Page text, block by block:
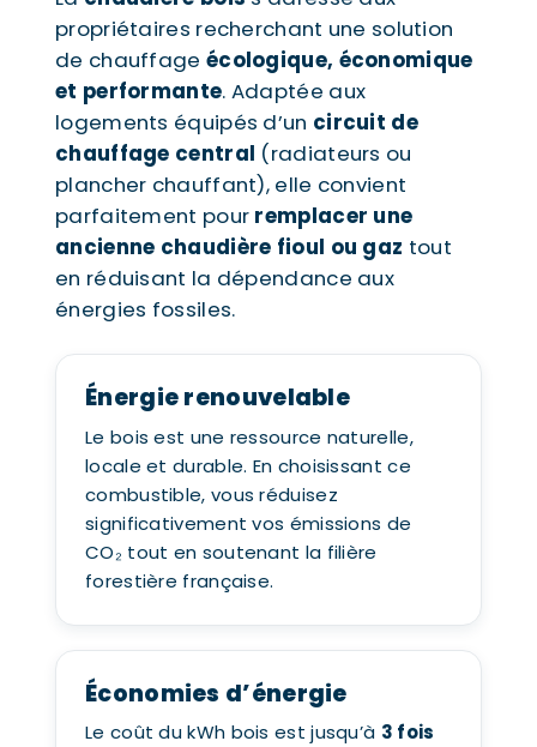
propriétaires recherchant une solution
de chauffage écologique, économique
et performante. Adaptée aux
logements équipés d’un circuit de
chauffage central (radiateurs ou
plancher chauffant), elle convient
parfaitement pour remplacer une
ancienne chaudière fioul ou gaz tout
en réduisant la dépendance aux
énergies fossiles.
Énergie renouvelable
Le bois est une ressource naturelle,
locale et durable. En choisissant ce
combustible, vous réduisez
significativement vos émissions de
CO₂ tout en soutenant la filière
forestière française.
Économies d’énergie
Le coût du kWh bois est jusqu’à 3 fois